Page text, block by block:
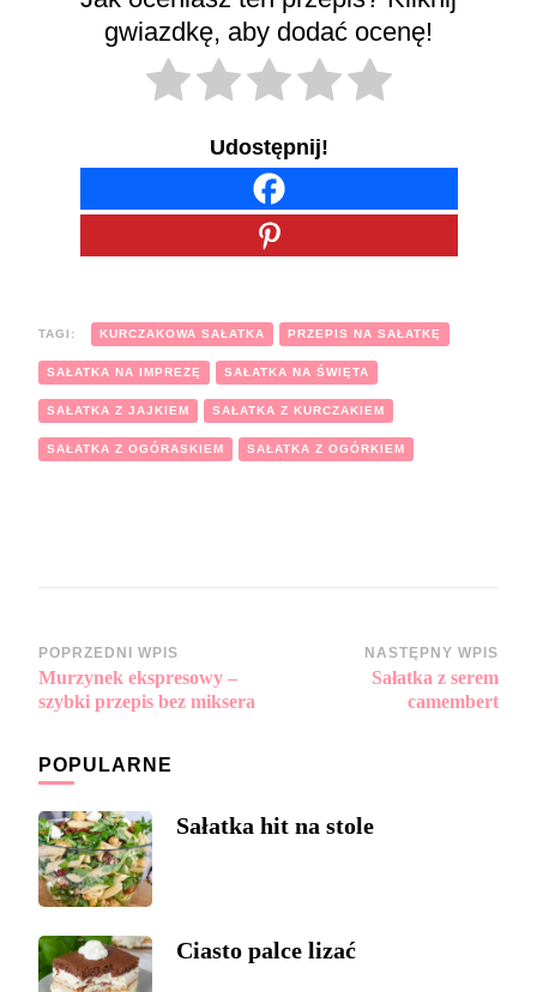
gwiazdkę, aby dodać ocenę!
Udostępnij!
TAGI: KURCZAKOWA SAŁATKA PRZEPIS NA SAŁATKĘ
SAŁATKA NA IMPREZĘ SAŁATKA NA ŚWIĘTA
SAŁATKA Z JAJKIEM SAŁATKA Z KURCZAKIEM
SAŁATKA Z OGÓRASKIEM SAŁATKA Z OGÓRKIEM
Zobacz
wpisy
POPRZEDNI WPIS
Murzynek ekspresowy –
szybki przepis bez miksera
NASTĘPNY WPIS
Sałatka z serem
camembert
POPULARNE
Sałatka hit na stole
Ciasto palce lizać